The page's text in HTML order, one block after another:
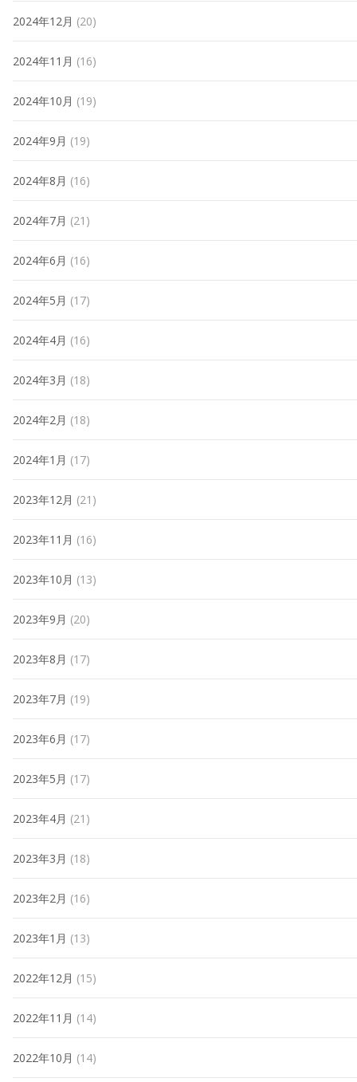
2024年12月 (20)
2024年11月 (16)
2024年10月 (19)
2024年9月 (19)
2024年8月 (16)
2024年7月 (21)
2024年6月 (16)
2024年5月 (17)
2024年4月 (16)
2024年3月 (18)
2024年2月 (18)
2024年1月 (17)
2023年12月 (21)
2023年11月 (16)
2023年10月 (13)
2023年9月 (20)
2023年8月 (17)
2023年7月 (19)
2023年6月 (17)
2023年5月 (17)
2023年4月 (21)
2023年3月 (18)
2023年2月 (16)
2023年1月 (13)
2022年12月 (15)
2022年11月 (14)
2022年10月 (14)